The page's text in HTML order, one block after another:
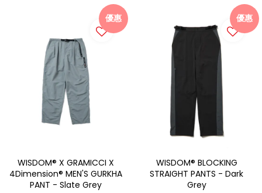
優惠
WISDOM® X GRAMICCI X
4Dimension® MEN'S GURKHA
PANT - Slate Grey
優惠
WISDOM® BLOCKING
STRAIGHT PANTS - Dark
Grey